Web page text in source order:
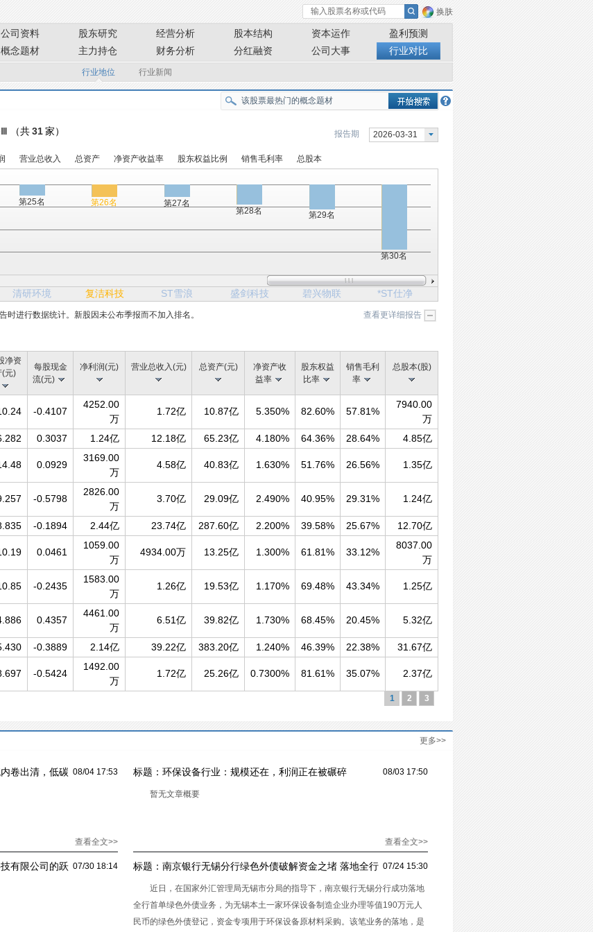
换肤
公司资料 股东研究 经营分析 股本结构 资本运作
盈利预测
概念题材 主力持仓 财务分析 分红融资 公司大事 行业对比
行业地位 行业新闻
（共31家） 2026-03-31
报告期
营业总收入 总资产 净资产收益率 股东权益比例 销售毛利率
总股本
清研环境 复洁科技 ST雪浪 盛剑科技 碧兴物联 *ST仕净
第25名 第26名 第27名
第28名 第29名
第30名
查看更详细报告
进行数据统计。新股因未公布季报而不加入排名。
净资
(元)
每股现金
流(元)
净利润(元) 营业总收入(元) 总资产(元)
净资产收
益率
股东权益
比率
销售毛利
率
总股本(股)
-0.4107
4252.00
万
1.72亿 10.87亿 5.350% 82.60% 57.81%
7940.00
万
0.3037 1.24亿 12.18亿 65.23亿 4.180% 64.36% 28.64% 4.85亿
0.0929
3169.00
万
4.58亿 40.83亿 1.630% 51.76% 26.56% 1.35亿
-0.5798
2826.00
万
3.70亿 29.09亿 2.490% 40.95% 29.31% 1.24亿
-0.1894 2.44亿 23.74亿 287.60亿 2.200% 39.58% 25.67% 12.70亿
0.0461
1059.00
万
4934.00万 13.25亿 1.300% 61.81% 33.12%
8037.00
万
-0.2435
1583.00
万
1.26亿 19.53亿 1.170% 69.48% 43.34% 1.25亿
0.4357
4461.00
万
6.51亿 39.82亿 1.730% 68.45% 20.45% 5.32亿
-0.3889 2.14亿 39.22亿 383.20亿 1.240% 46.39% 22.38% 31.67亿
-0.5424
1492.00
万
1.72亿 25.26亿 0.7300% 81.61% 35.07% 2.37亿
1 2 3
更多>>
08/04 17:53
卷出清，低碳
查看全文>>
08/03 17:50
标题： 环保设备行业：规模还在，利润正在被碾碎
暂无文章概要
查看全文>>
07/30 18:14
有限公司的跃
07/24 15:30
标题： 南京银行无锡分行绿色外债破解资金之堵 落地全行
近日，在国家外汇管理局无锡市分局的指导下，南京银行无锡分行成功落地
全行首单绿色外债业务，为无锡本土一家环保设备制造企业办理等值190万元人
民币的绿色外债登记，资金专项用于环保设备原材料采购。该笔业务的落地，是